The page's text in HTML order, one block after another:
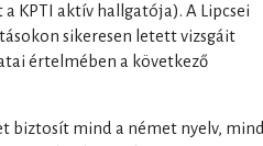
KPTI aktív hallgatója). A Lipcsei
sikeresen letett vizsgáit
értelmében a következő
biztosít mind a német nyelv, mind